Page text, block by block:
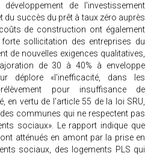
de l'investissement
du succès du prêt à taux zéro auprès
de construction ont également
sollicitation des entreprises du
de nouvelles exigences qualitatives,
de 30 à 40% à enveloppe
déplore «l'inefficacité, dans les
pour insuffisance de
en vertu de l'article 55 de la loi SRU,
communes qui ne respectent pas
sociaux». Le rapport indique que
atténués en amont par la prise en
sociaux, des logements PLS qui